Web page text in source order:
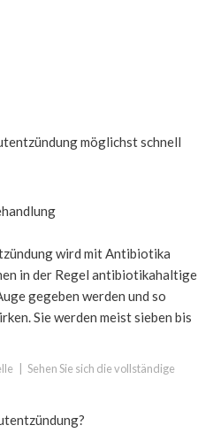
möglichst schnell
wird mit Antibiotika
in der Regel antibiotikahaltige
gegeben werden und so
Sie werden meist sieben bis
Sehen Sie sich die vollständige